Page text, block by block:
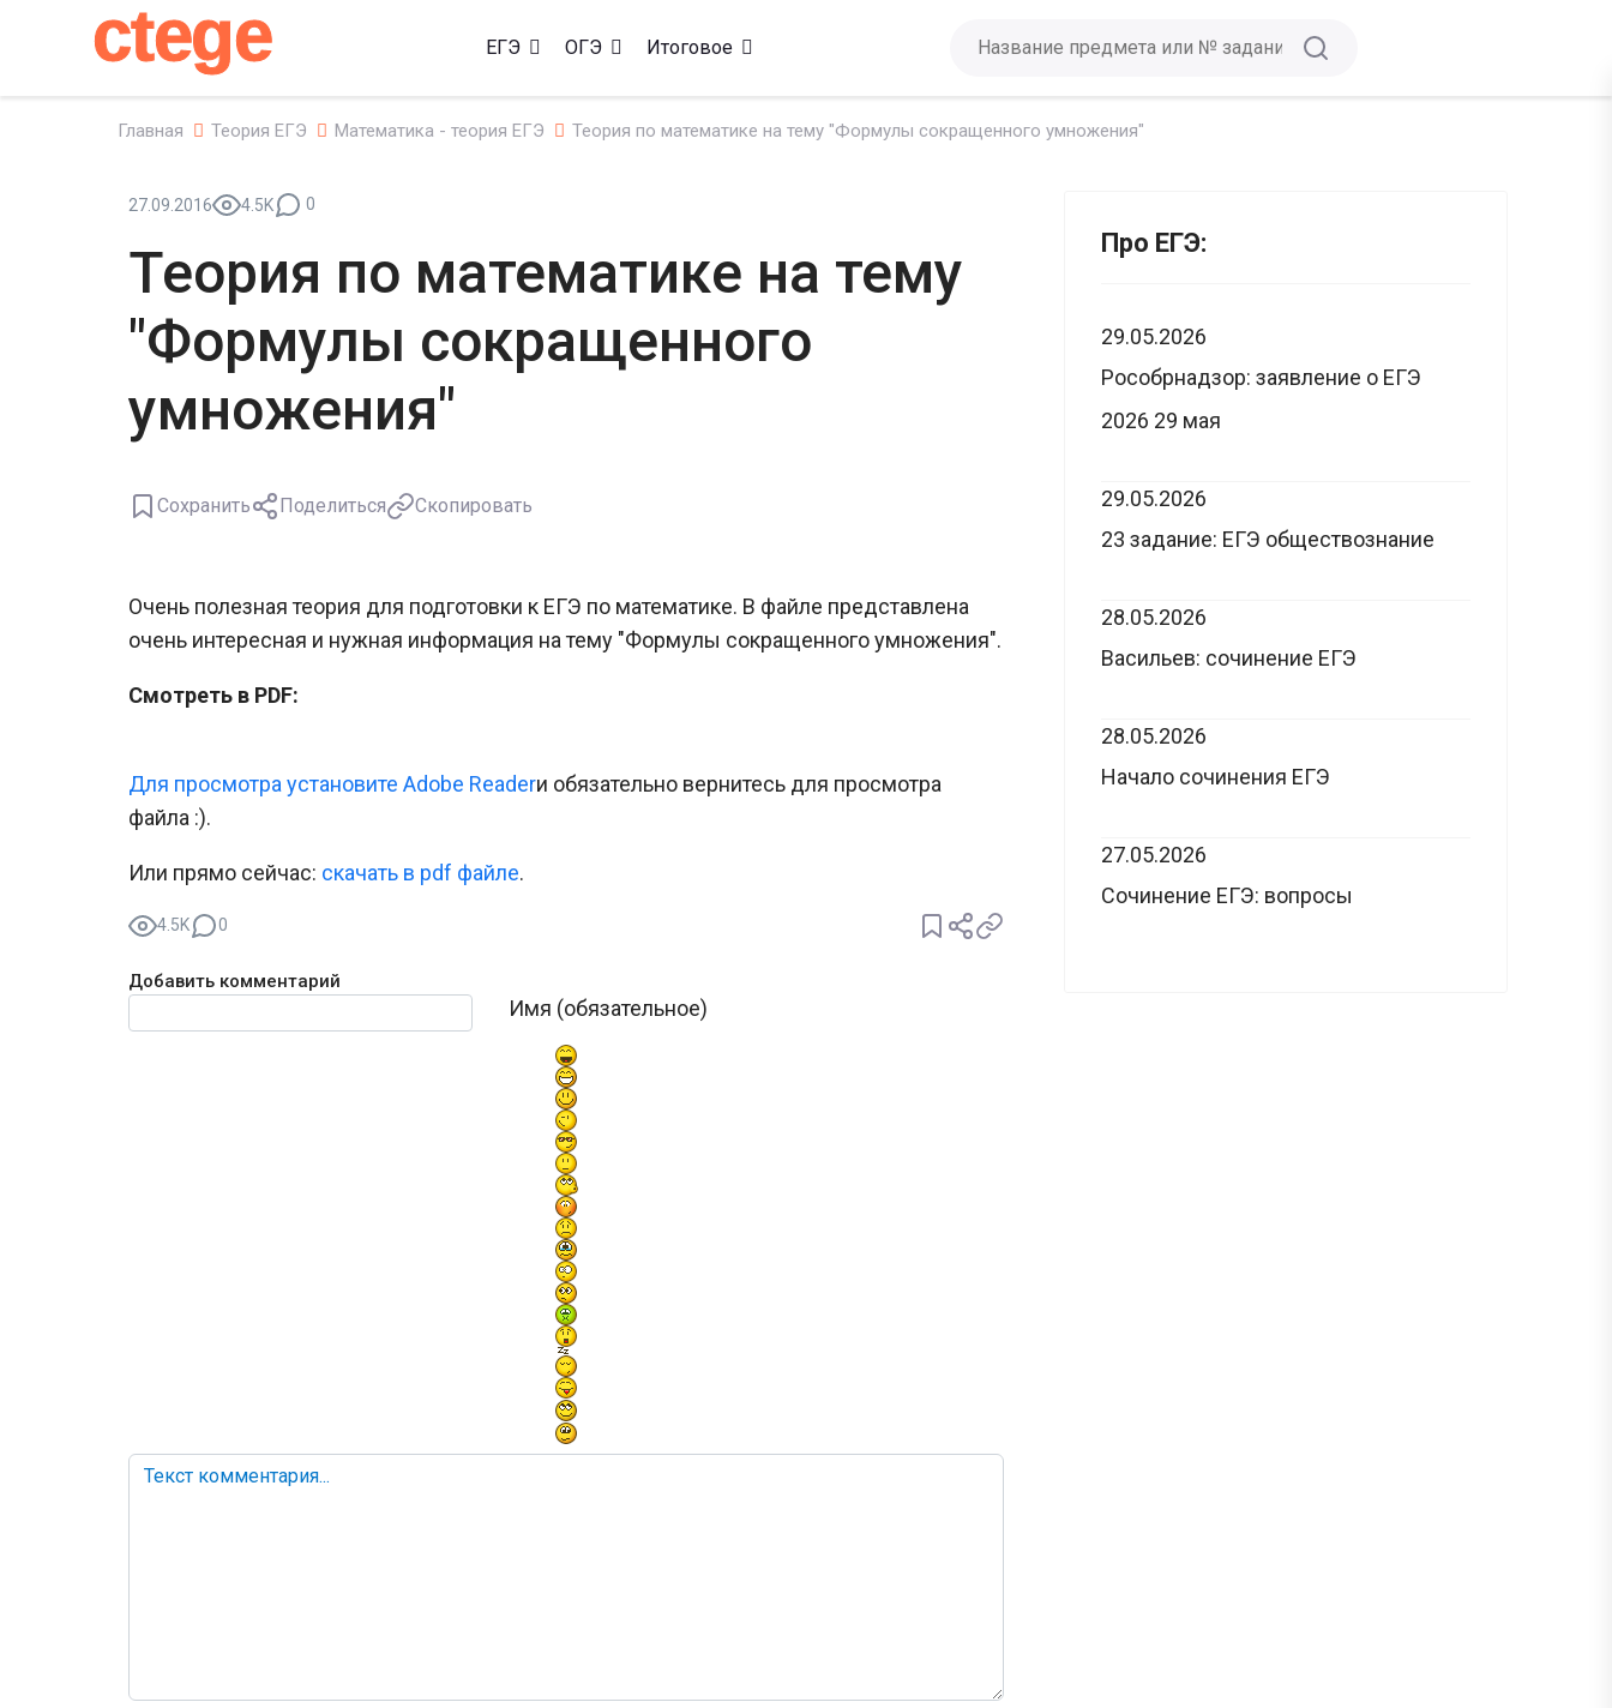
ctege ЕГЭ ОГЭ Итоговое
Главная Теория ЕГЭ Математика - теория ЕГЭ Теория по математике на тему "Формулы сокращенного умножения"
27.09.2016 4.5K 0
Теория по математике на тему
"Формулы сокращенного
умножения"
Сохранить Поделиться Скопировать
Очень полезная теория для подготовки к ЕГЭ по математике. В файле представлена
очень интересная и нужная информация на тему "Формулы сокращенного умножения".
Смотреть в PDF:
Для просмотра установите Adobe Readerи обязательно вернитесь для просмотра
файла :).
Или прямо сейчас: cкачать в pdf файле.
4.5K 0
Добавить комментарий
Имя (обязательное)
Текст комментария
Про ЕГЭ:
29.05.2026
Рособрнадзор: заявление о ЕГЭ
2026 29 мая
29.05.2026
23 задание: ЕГЭ обществознание
28.05.2026
Васильев: сочинение ЕГЭ
28.05.2026
Начало сочинения ЕГЭ
27.05.2026
Сочинение ЕГЭ: вопросы